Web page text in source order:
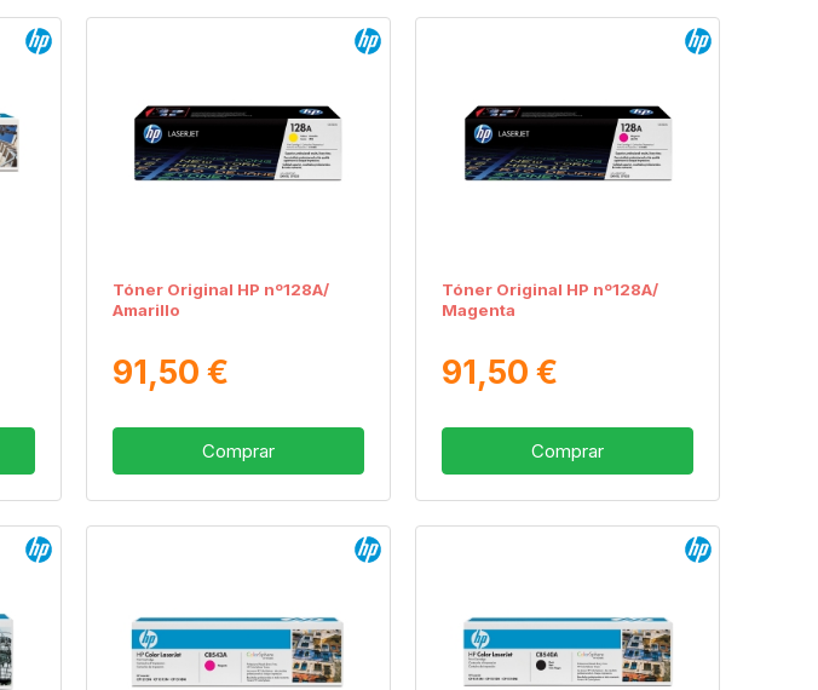
Tóner Original HP nº128A/
Amarillo
91,50 €
Comprar
Tóner Original HP nº128A/
Magenta
91,50 €
Comprar